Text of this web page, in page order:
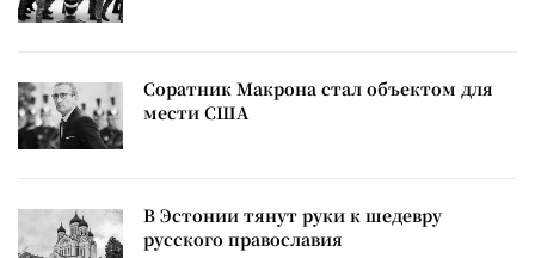
Соратник Макрона стал объектом для
мести США
В Эстонии тянут руки к шедевру
русского православия